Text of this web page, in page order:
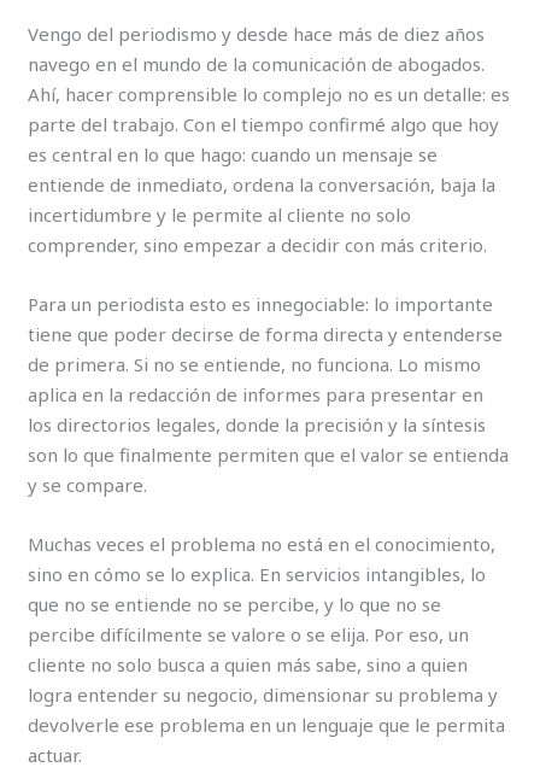
Vengo del periodismo y desde hace más de diez años
navego en el mundo de la comunicación de abogados.
Ahí, hacer comprensible lo complejo no es un detalle: es
parte del trabajo. Con el tiempo confirmé algo que hoy
es central en lo que hago: cuando un mensaje se
entiende de inmediato, ordena la conversación, baja la
incertidumbre y le permite al cliente no solo
comprender, sino empezar a decidir con más criterio.
Para un periodista esto es innegociable: lo importante
tiene que poder decirse de forma directa y entenderse
de primera. Si no se entiende, no funciona. Lo mismo
aplica en la redacción de informes para presentar en
los directorios legales, donde la precisión y la síntesis
son lo que finalmente permiten que el valor se entienda
y se compare.
Muchas veces el problema no está en el conocimiento,
sino en cómo se lo explica. En servicios intangibles, lo
que no se entiende no se percibe, y lo que no se
percibe difícilmente se valore o se elija. Por eso, un
cliente no solo busca a quien más sabe, sino a quien
logra entender su negocio, dimensionar su problema y
devolverle ese problema en un lenguaje que le permita
actuar.